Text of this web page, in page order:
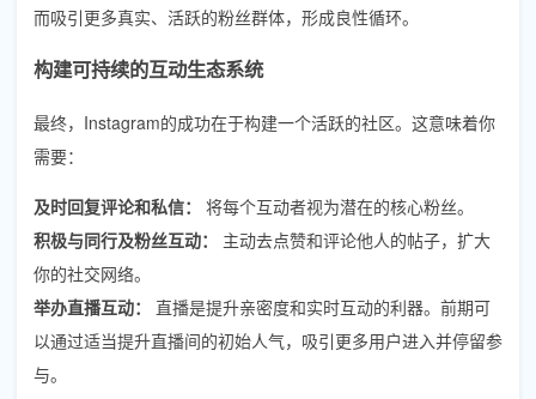
而吸引更多真实、活跃的粉丝群体，形成良性循环。
构建可持续的互动生态系统
最终，Instagram的成功在于构建一个活跃的社区。这意味着你
需要：
及时回复评论和私信：
将每个互动者视为潜在的核心粉丝。
积极与同行及粉丝互动：
主动去点赞和评论他人的帖子，扩大
你的社交网络。
举办直播互动：
直播是提升亲密度和实时互动的利器。前期可
以通过适当提升直播间的初始人气，吸引更多用户进入并停留参
与。